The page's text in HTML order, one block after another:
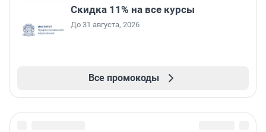
Скидка 11% на все курсы
До 31 августа, 2026
Все промокоды